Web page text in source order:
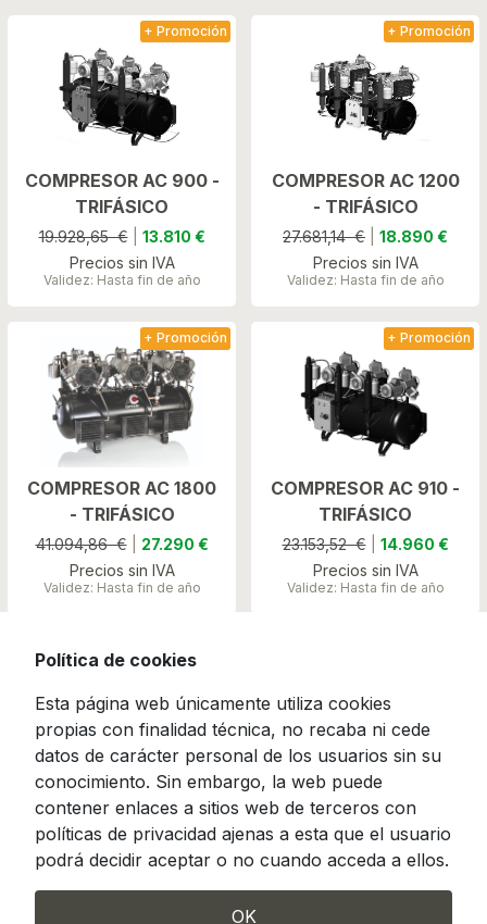
COMPRESOR AC 900 -
TRIFÁSICO
19.928,65 €| 13.810 €
Precios sin IVA
Validez: Hasta fin de año
+ Promoción
COMPRESOR AC 1200
- TRIFÁSICO
27.681,14 €
18.890 €
Precios sin IVA
Validez: Hasta fin de año
+ Promoción
COMPRESOR AC 1800
- TRIFÁSICO
41.094,86 €| 27.290 €
Precios sin IVA
Validez: Hasta fin de año
+ Promoción
COMPRESOR AC 910 -
TRIFÁSICO
23.153,52 €| 14.960 €
Precios sin IVA
Validez: Hasta fin de año
+ Promoción
Política de cookies
Esta página web únicamente utiliza cookies
propias con finalidad técnica, no recaba ni cede
datos de carácter personal de los usuarios sin su
conocimiento. Sin embargo, la web puede
contener enlaces a sitios web de terceros con
políticas de privacidad ajenas a esta que el usuario
podrá decidir aceptar o no cuando acceda a ellos.
OK